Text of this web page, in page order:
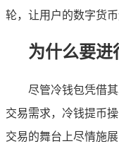
轮，让用户的数字货
为什么要进
尽管冷钱包凭借
交易需求，冷钱提币
交易的舞台上尽情施